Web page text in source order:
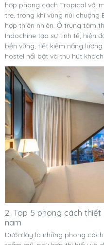
hợp phong cách Tropical với
tre, trong khi vùng núi chuộng
hợp thiên nhiên. Ở trung tâm
Indochine tạo sự tinh tế, hiện
bền vững, tiết kiệm năng
hostel nổi bật và thu hút
2. Top 5 phong cách
nam
Dưới đây là những phong